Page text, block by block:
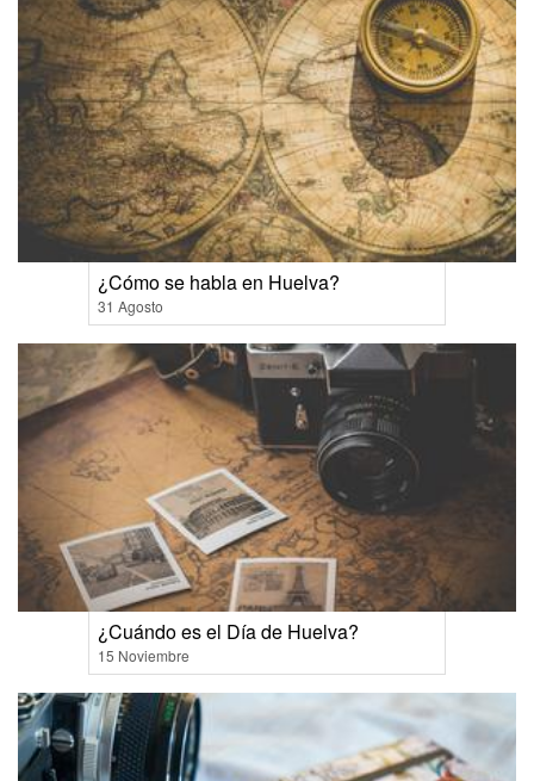
¿Cómo se habla en Huelva?
31 Agosto
¿Cuándo es el Día de Huelva?
15 Noviembre